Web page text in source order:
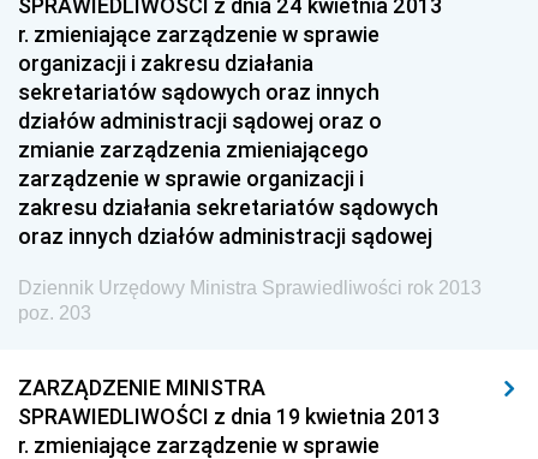
z 30 września 2013 pozycje 270-275
z 26 września 2013 pozycje 268-269
z 24 września 2013 pozycja 267
z 23 września 2013 pozycja 266
z 20 września 2013 pozycja 265
z 13 września 2013 pozycja 264
z 10 września 2013 pozycja 263
z 3 września 2013 pozycje 254-255
z 30 sierpnia 2013 pozycja 253
r. zmieniające zarządzenie w sprawie
organizacji i zakresu działania
sekretariatów sądowych oraz innych
działów administracji sądowej oraz o
zmianie zarządzenia zmieniającego
zarządzenie w sprawie organizacji i
zakresu działania sekretariatów sądowych
oraz innych działów administracji sądowej
Dziennik Urzędowy Ministra Sprawiedliwości rok 2013
poz. 203
ZARZĄDZENIE MINISTRA
SPRAWIEDLIWOŚCI z dnia 19 kwietnia 2013
r. zmieniające zarządzenie w sprawie